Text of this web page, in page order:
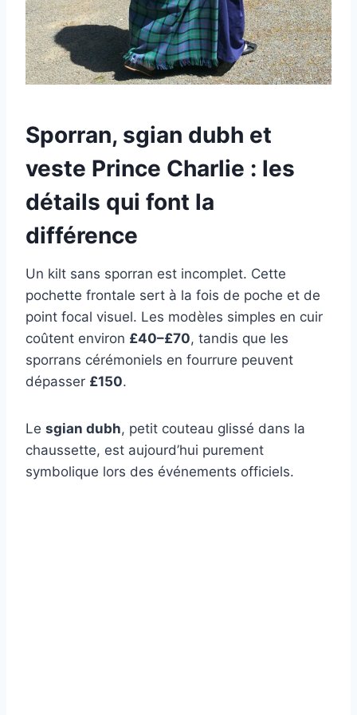
Sporran, sgian dubh et
veste Prince Charlie : les
détails qui font la
différence
Un kilt sans sporran est incomplet. Cette
pochette frontale sert à la fois de poche et de
point focal visuel. Les modèles simples en cuir
coûtent environ £40–£70, tandis que les
sporrans cérémoniels en fourrure peuvent
dépasser £150.
Le sgian dubh, petit couteau glissé dans la
chaussette, est aujourd’hui purement
symbolique lors des événements officiels.